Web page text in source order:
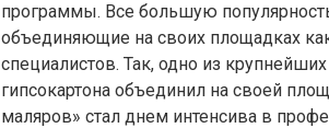
программы. Все большую
объединяющие на своих площадках
специалистов. Так, одно из
гипсокартона объединил на своей
маляров» стал днем интенсива в